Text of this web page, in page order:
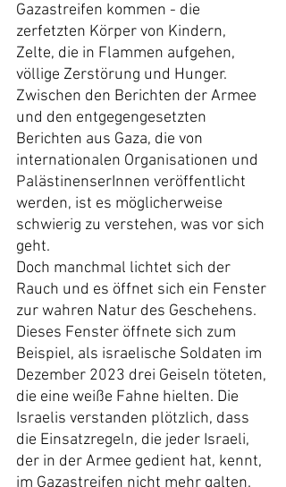
Gazastreifen kommen - die
zerfetzten Körper von Kindern,
Zelte, die in Flammen aufgehen,
völlige Zerstörung und Hunger.
Zwischen den Berichten der Armee
und den entgegengesetzten
Berichten aus Gaza, die von
internationalen Organisationen und
PalästinenserInnen veröffentlicht
werden, ist es möglicherweise
schwierig zu verstehen, was vor sich
geht.
Doch manchmal lichtet sich der
Rauch und es öffnet sich ein Fenster
zur wahren Natur des Geschehens.
Dieses Fenster öffnete sich zum
Beispiel, als israelische Soldaten im
Dezember 2023 drei Geiseln töteten,
die eine weiße Fahne hielten. Die
Israelis verstanden plötzlich, dass
die Einsatzregeln, die jeder Israeli,
der in der Armee gedient hat, kennt,
im Gazastreifen nicht mehr galten.